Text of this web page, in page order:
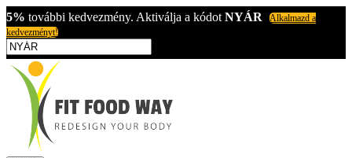
5% további kedvezmény. Aktiválja a kódot NYÁR
Alkalmazd a
kedvezményt!